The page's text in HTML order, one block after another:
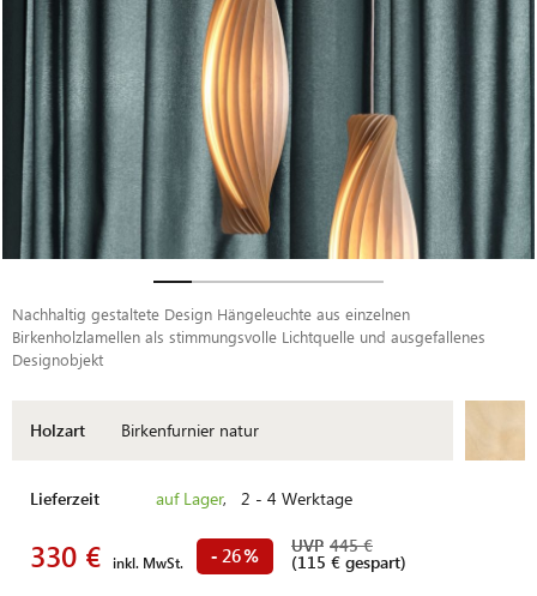
Nachhaltig gestaltete Design Hängeleuchte aus einzelnen
Birkenholzlamellen als stimmungsvolle Lichtquelle und ausgefallenes
Designobjekt
Holzart Birkenfurnier natur
Lieferzeit auf Lager, 2 - 4 Werktage
330 € inkl. MwSt. - 26%
UVP 445 €
(115 € gespart)